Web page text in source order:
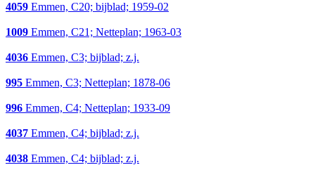
4059 Emmen, C20; bijblad; 1959-02
1009 Emmen, C21; Netteplan; 1963-03
4036 Emmen, C3; bijblad; z.j.
995 Emmen, C3; Netteplan; 1878-06
996 Emmen, C4; Netteplan; 1933-09
4037 Emmen, C4; bijblad; z.j.
4038 Emmen, C4; bijblad; z.j.